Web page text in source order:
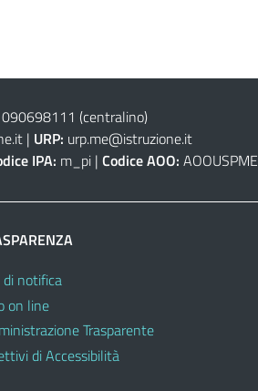
(centralino)
| URP: urp.me@istruzione.it
IPA: m_pi | Codice AOO: AOOUSPME
notifica
on line
Trasparente
di Accessibilità